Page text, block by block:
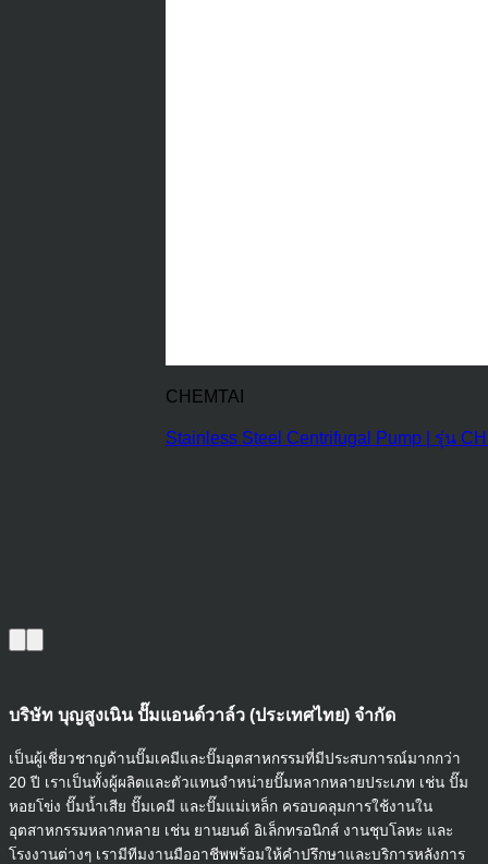
CHEMTAI
Stainless Steel Centrifugal Pump | รุ่น
บริษัท บุญสูงเนิน ปั๊มแอนด์วาล์ว (ประเทศไทย) จำกัด
เป็นผู้เชี่ยวชาญด้านปั๊มเคมีและปั๊มอุตสาหกรรมที่มีประสบการณ์มากกว่า
20 ปี เราเป็นทั้งผู้ผลิตและตัวแทนจำหน่ายปั๊มหลากหลายประเภท เช่น ปั๊ม
หอยโข่ง ปั๊มน้ำเสีย ปั๊มเคมี และปั๊มแม่เหล็ก ครอบคลุมการใช้งานใน
อุตสาหกรรมหลากหลาย เช่น ยานยนต์ อิเล็กทรอนิกส์ งานชุบโลหะ และ
โรงงานต่างๆ เรามีทีมงานมืออาชีพพร้อมให้คำปรึกษาและบริการหลังการ